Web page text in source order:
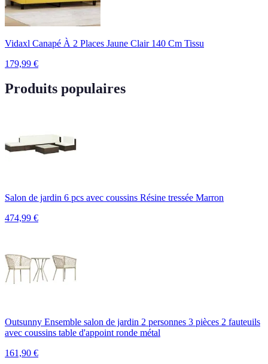
Vidaxl Canapé À 2 Places Jaune Clair 140 Cm Tissu
179,99 €
Produits populaires
Salon de jardin 6 pcs avec coussins Résine tressée Marron
474,99 €
Outsunny Ensemble salon de jardin 2 personnes 3 pièces 2 fauteuils
avec coussins table d'appoint ronde métal
161,90 €